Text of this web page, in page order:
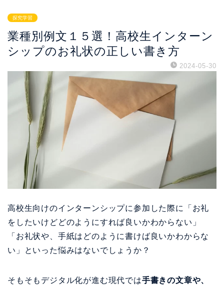
探究学習
業種別例文１５選！高校生インターン
シップのお礼状の正しい書き方
2024-05-30
高校生向けのインターンシップに参加した際に「お礼
をしたいけどどのようにすれば良いかわからない」
「お礼状や、手紙はどのように書けば良いかわからな
い」といった悩みはないでしょうか？
そもそもデジタル化が進む現代では手書きの文章や、